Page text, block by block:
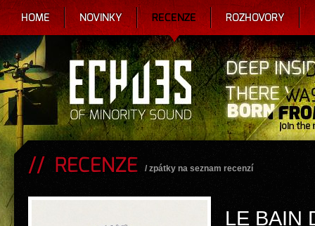
HOME NOVINKY RECENZE ROZHOVORY
RECENZE / zpátky na seznam recenzí
LE BAIN